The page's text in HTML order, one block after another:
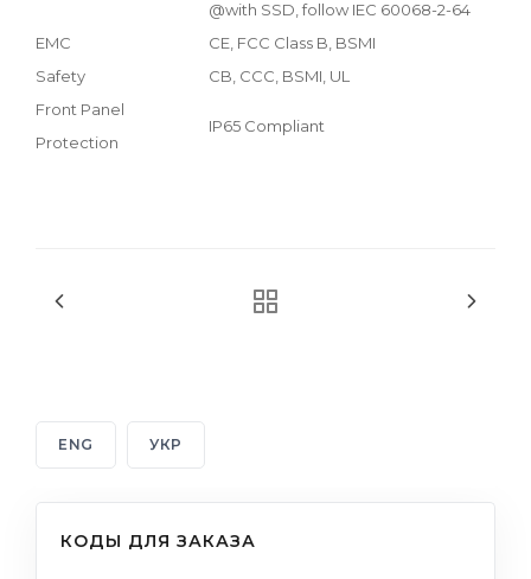
@with SSD, follow IEC 60068-2-64
EMC
CE, FCC Class B, BSMI
Safety
CB, CCC, BSMI, UL
Front Panel
Protection
IP65 Compliant
ENG УКР
КОДЫ ДЛЯ ЗАКАЗА